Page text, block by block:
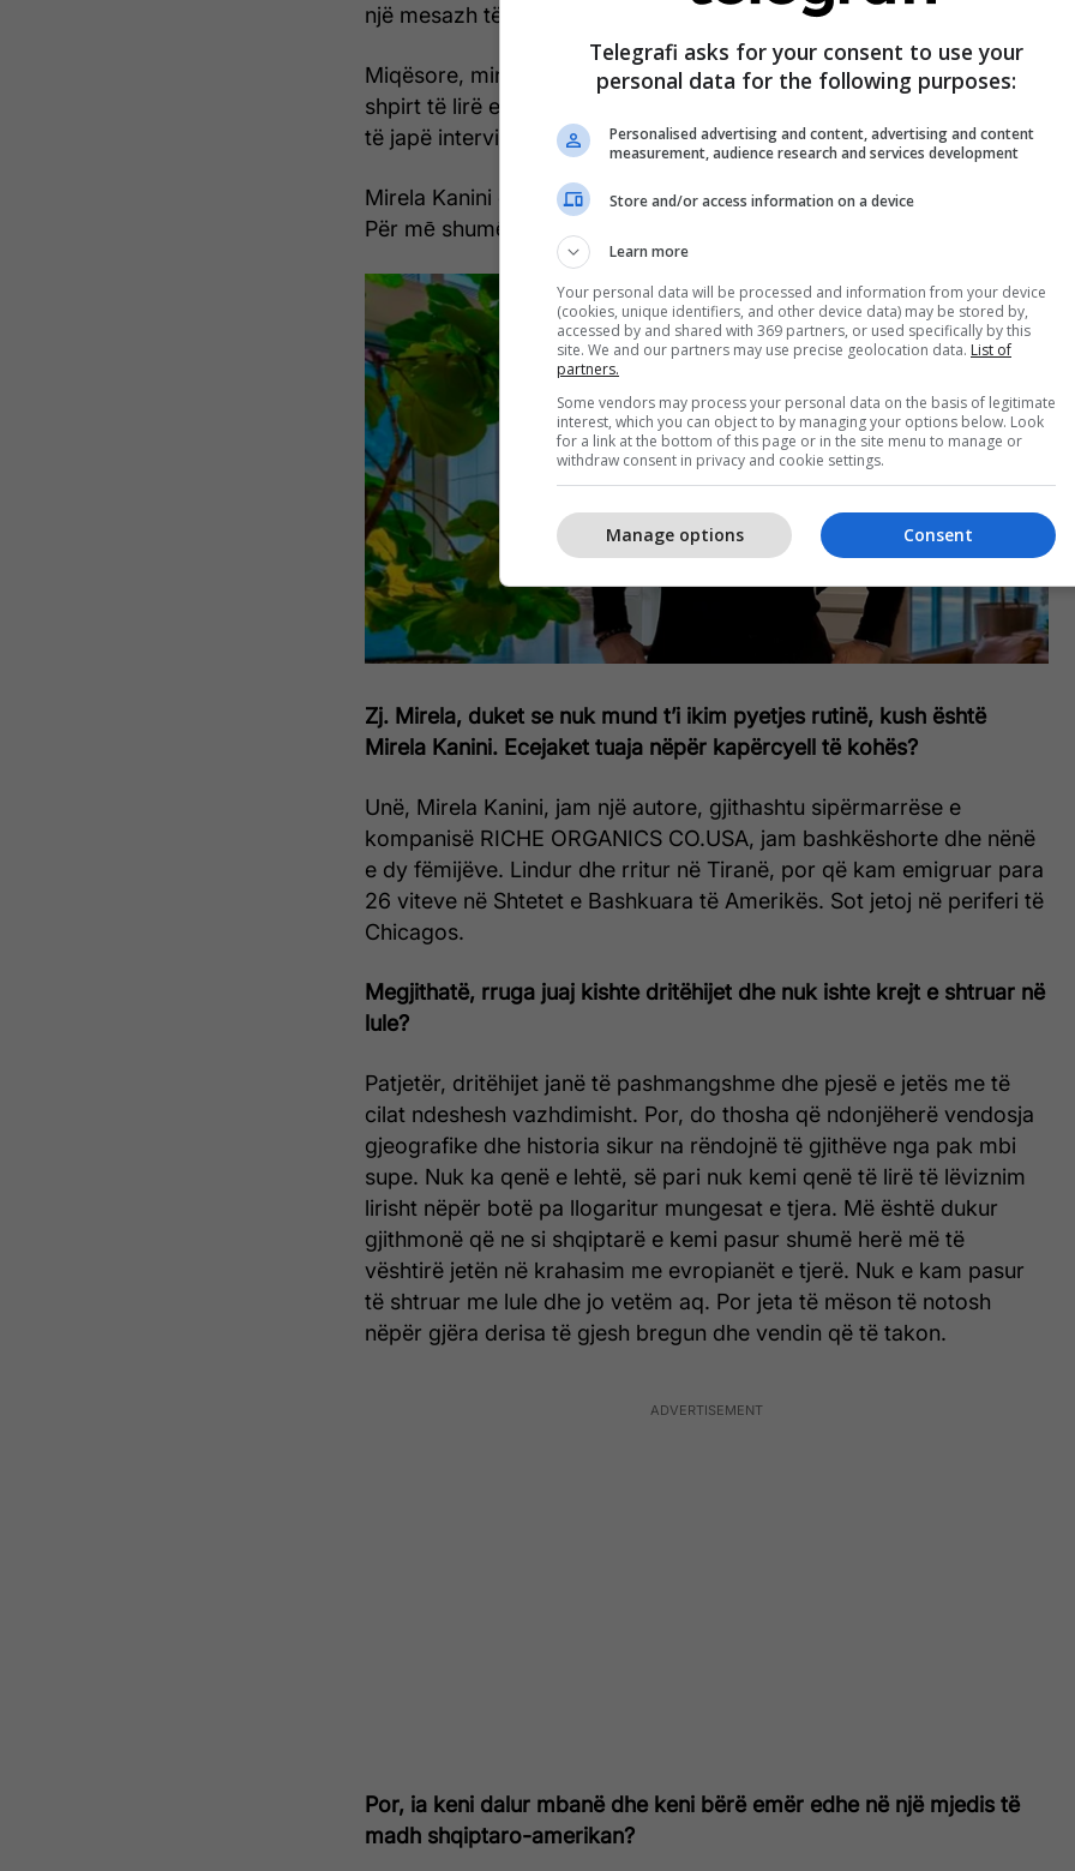
një mesazh të qartë,
Miqësore, mirënjohëse dhe grua e firmuar intelektualisht, me një
shpirt të lirë e të madh, ajo me kënaqësi të papërmbajtur, pranoj që
të japë intervistën e parë për lexuesin kosovar.
Mirela Kanini është një grua komplete, por miqësore dhe modeste.
Për mē shumē, lexojeni intervistën ekskluzive me të.
Zj. Mirela, duket se nuk mund t’i ikim pyetjes rutinë, kush është
Mirela Kanini. Ecejaket tuaja nëpër kapërcyell të kohës?
Unë, Mirela Kanini, jam një autore, gjithashtu sipërmarrëse e
kompanisë RICHE ORGANICS CO.USA, jam bashkëshorte dhe nënë
e dy fëmijëve. Lindur dhe rritur në Tiranë, por që kam emigruar para
26 viteve në Shtetet e Bashkuara të Amerikës. Sot jetoj në periferi të
Chicagos.
Megjithatë, rruga juaj kishte dritëhijet dhe nuk ishte krejt e shtruar në
lule?
Patjetër, dritëhijet janë të pashmangshme dhe pjesë e jetës me të
cilat ndeshesh vazhdimisht. Por, do thosha që ndonjëherë vendosja
gjeografike dhe historia sikur na rëndojnë të gjithëve nga pak mbi
supe. Nuk ka qenë e lehtë, së pari nuk kemi qenë të lirë të lëviznim
lirisht nëpër botë pa llogaritur mungesat e tjera. Më është dukur
gjithmonë që ne si shqiptarë e kemi pasur shumë herë më të
vështirë jetën në krahasim me evropianët e tjerë. Nuk e kam pasur
të shtruar me lule dhe jo vetëm aq. Por jeta të mëson të notosh
nëpër gjëra derisa të gjesh bregun dhe vendin që të takon.
Por, ia keni dalur mbanë dhe keni bërë emër edhe në një mjedis të
madh shqiptaro-amerikan?
Telegrafi asks for your consent to use your
personal data for the following purposes:
Personalised advertising and content, advertising and content
measurement, audience research and services development
Store and/or access information on a device
Learn more
Your personal data will be processed and information from your device
(cookies, unique identifiers, and other device data) may be stored by,
accessed by and shared with 369 partners, or used specifically by this
site. We and our partners may use precise geolocation data. List of
partners.
Some vendors may process your personal data on the basis of legitimate
interest, which you can object to by managing your options below. Look
for a link at the bottom of this page or in the site menu to manage or
withdraw consent in privacy and cookie settings.
Consent
Manage options